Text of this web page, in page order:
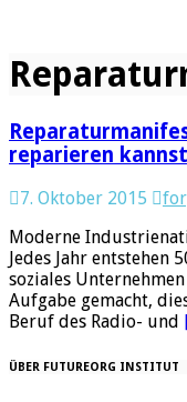
reparieren
7. Oktober 2015
Moderne
Jedes Jahr entstehen
soziales
Aufgabe gemacht,
Beruf des Radio- und
ÜBER FUTUREORG INSTITUT